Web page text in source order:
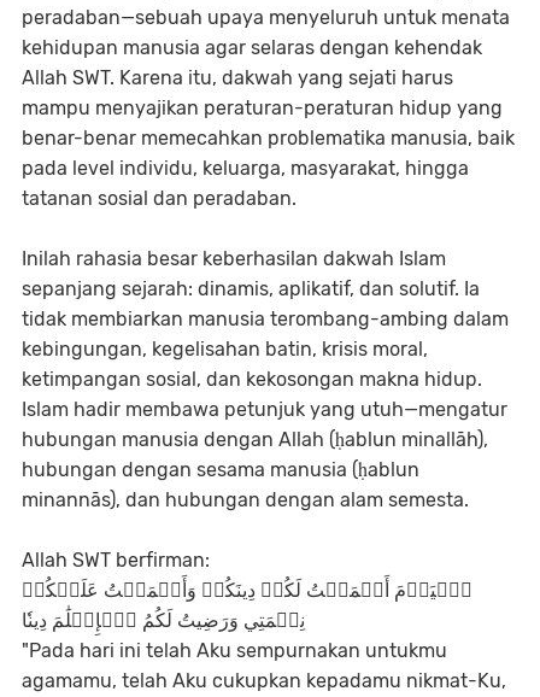
peradaban—sebuah upaya menyeluruh untuk menata
kehidupan manusia agar selaras dengan kehendak
Allah SWT. Karena itu, dakwah yang sejati harus
mampu menyajikan peraturan-peraturan hidup yang
benar-benar memecahkan problematika manusia, baik
pada level individu, keluarga, masyarakat, hingga
tatanan sosial dan peradaban.
Inilah rahasia besar keberhasilan dakwah Islam
sepanjang sejarah: dinamis, aplikatif, dan solutif. Ia
tidak membiarkan manusia terombang-ambing dalam
kebingungan, kegelisahan batin, krisis moral,
ketimpangan sosial, dan kekosongan makna hidup.
Islam hadir membawa petunjuk yang utuh—mengatur
hubungan manusia dengan Allah (ḥablun minallāh),
hubungan dengan sesama manusia (ḥablun
minannās), dan hubungan dengan alam semesta.
Allah SWT berfirman:
ٱلۡيَوۡمَ أَكۡمَلۡتُ لَكُمۡ دِينَكُمۡ وَأَتۡمَمۡتُ عَلَيۡكُمۡ
"Pada hari ini telah Aku sempurnakan untukmu
agamamu, telah Aku cukupkan kepadamu nikmat-Ku,